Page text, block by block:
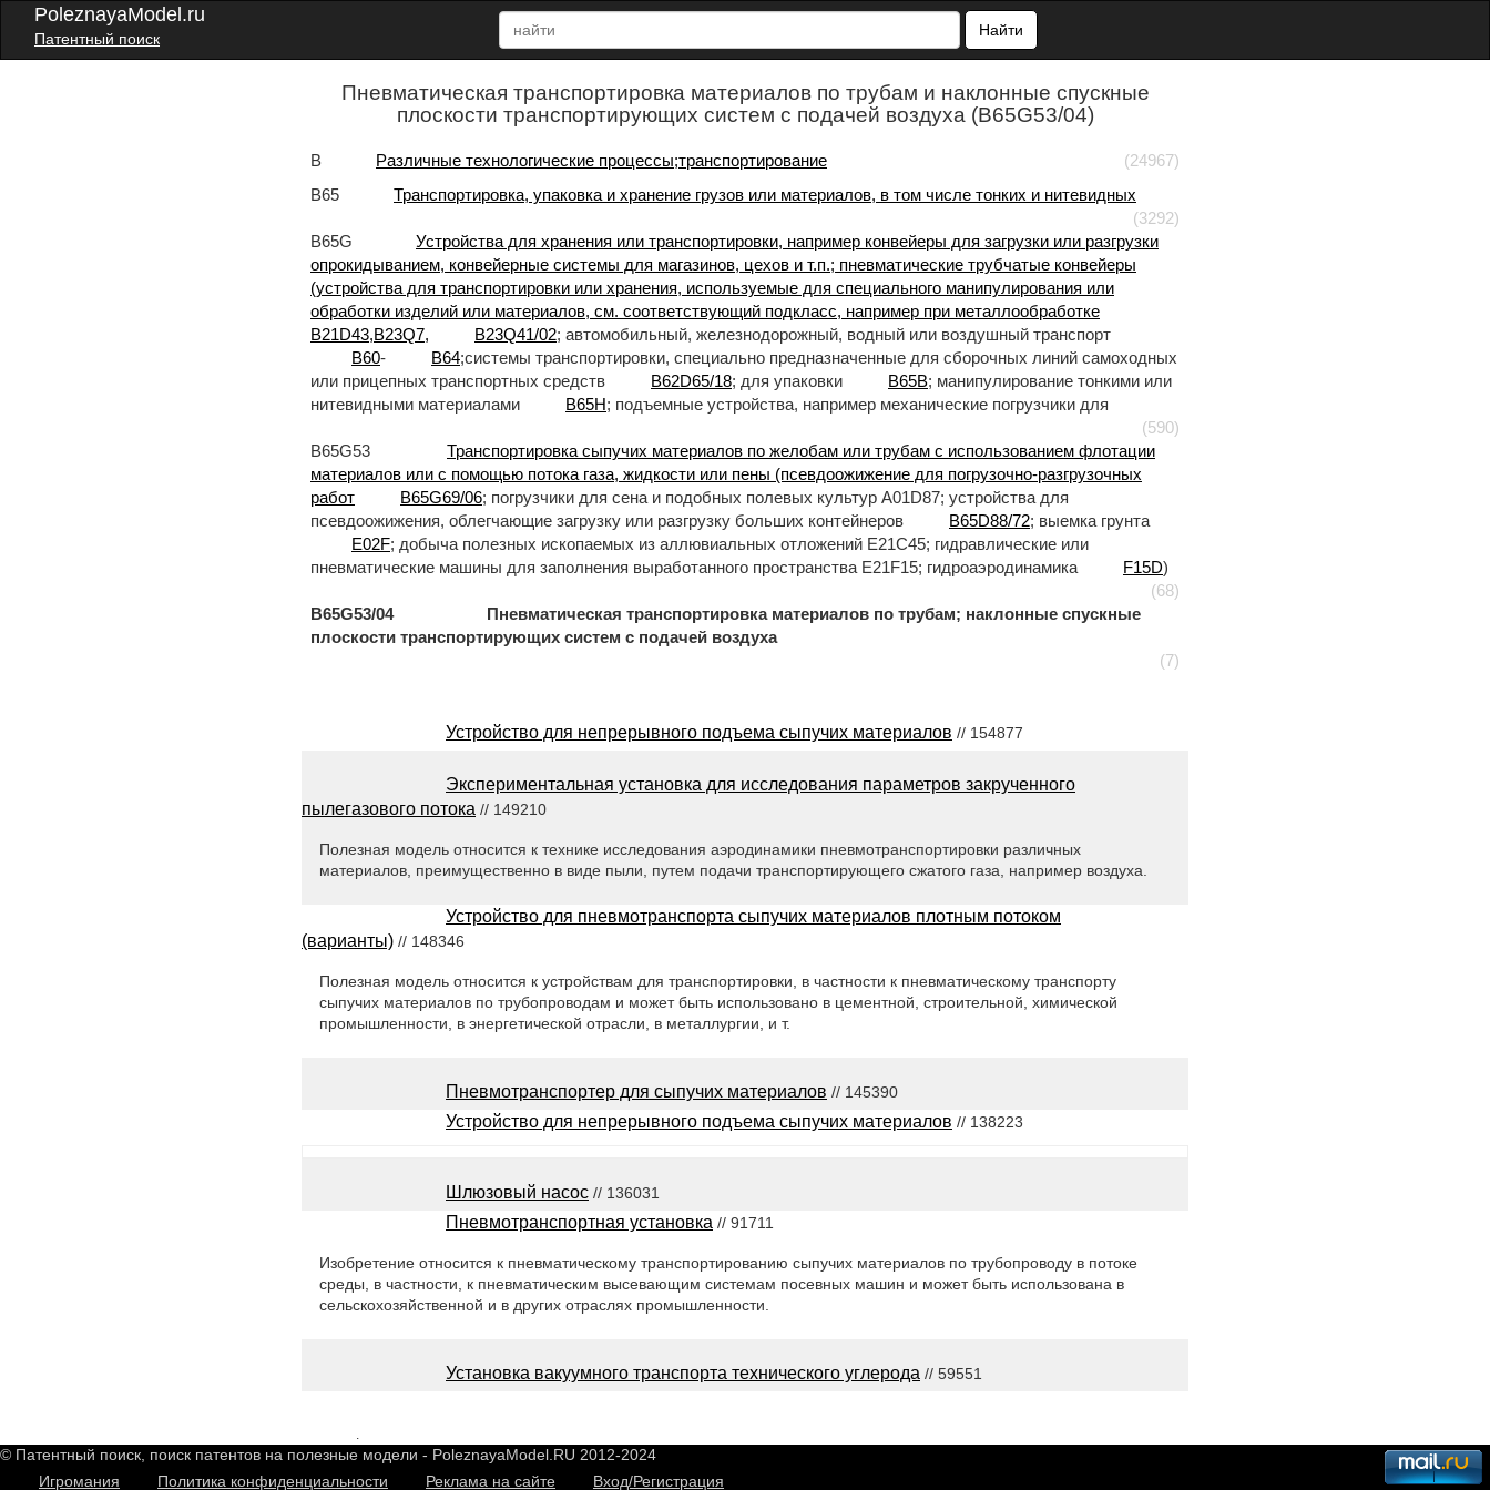
PoleznayaModel.ru
Патентный поиск
Найти
Пневматическая транспортировка материалов по трубам и наклонные спускные
плоскости транспортирующих систем с подачей воздуха (B65G53/04)
B Различные технологические процессы;транспортирование
(24967)
B65
Транспортировка, упаковка и хранение грузов или материалов, в том числе тонких и нитевидных
(3292)
B65G
Устройства для хранения или транспортировки, например конвейеры для загрузки или разгрузки
опрокидыванием, конвейерные системы для магазинов, цехов и т.п.; пневматические трубчатые конвейеры
(устройства для транспортировки или хранения, используемые для специального манипулирования или
обработки изделий или материалов, см. соответствующий подкласс, например при металлообработке
B21D43,B23Q7,
B23Q41/02; автомобильный, железнодорожный, водный или воздушный транспорт
B60- B64;системы транспортировки, специально предназначенные для сборочных линий самоходных
или прицепных транспортных средств
B62D65/18; для упаковки B65B; манипулирование тонкими или
нитевидными материалами
B65H; подъемные устройства, например механические погрузчики для
(590)
B65G53
Транспортировка сыпучих материалов по желобам или трубам с использованием флотации
материалов или с помощью потока газа, жидкости или пены (псевдоожижение для погрузочно-разгрузочных
работ
B65G69/06; погрузчики для сена и подобных полевых культур A01D87; устройства для
псевдоожижения, облегчающие загрузку или разгрузку больших контейнеров
B65D88/72; выемка грунта
E02F; добыча полезных ископаемых из аллювиальных отложений E21C45; гидравлические или
пневматические машины для заполнения выработанного пространства E21F15; гидроаэродинамика
F15D)
(68)
B65G53/04 Пневматическая транспортировка материалов по трубам; наклонные спускные
плоскости транспортирующих систем с подачей воздуха
(7)
Устройство для непрерывного подъема сыпучих материалов // 154877
Экспериментальная установка для исследования параметров закрученного
пылегазового потока // 149210
Полезная модель относится к технике исследования аэродинамики пневмотранспортировки различных
материалов, преимущественно в виде пыли, путем подачи транспортирующего сжатого газа, например воздуха.
Устройство для пневмотранспорта сыпучих материалов плотным потоком
(варианты) // 148346
Полезная модель относится к устройствам для транспортировки, в частности к пневматическому транспорту
сыпучих материалов по трубопроводам и может быть использовано в цементной, строительной, химической
промышленности, в энергетической отрасли, в металлургии, и т.
Пневмотранспортер для сыпучих материалов // 145390
Устройство для непрерывного подъема сыпучих материалов // 138223
Шлюзовый насос // 136031
Пневмотранспортная установка // 91711
Изобретение относится к пневматическому транспортированию сыпучих материалов по трубопроводу в потоке
среды, в частности, к пневматическим высевающим системам посевных машин и может быть использована в
сельскохозяйственной и в других отраслях промышленности.
Установка вакуумного транспорта технического углерода // 59551
© Патентный поиск, поиск патентов на полезные модели - PoleznayaModel.RU 2012-2024
Игромания
Политика конфиденциальности Реклама на сайте Вход/Регистрация